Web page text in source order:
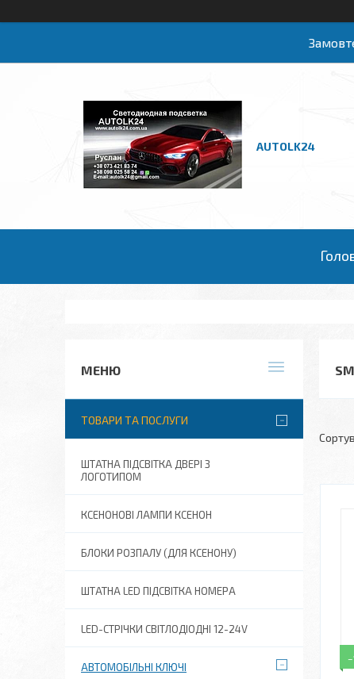
AUTOLK24
ТОВАРИ ТА ПОСЛУГИ
ШТАТНА ПІДСВІТКА ДВЕРІ З
ЛОГОТИПОМ
КСЕНОНОВІ ЛАМПИ КСЕНОН
БЛОКИ РОЗПАЛУ (ДЛЯ КСЕНОНУ)
ШТАТНА LED ПІДСВІТКА НОМЕРА
LED-СТРІЧКИ СВІТЛОДІОДНІ 12-24V
АВТОМОБІЛЬНІ КЛЮЧІ